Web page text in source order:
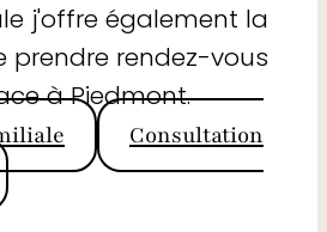
j'offre également la
prendre rendez-vous
à Piedmont.
Consultation